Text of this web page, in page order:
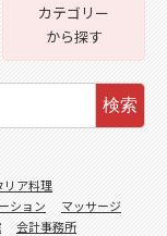
カテゴリー
から探す
検索
リア料理
ション
マッサージ
会計事務所